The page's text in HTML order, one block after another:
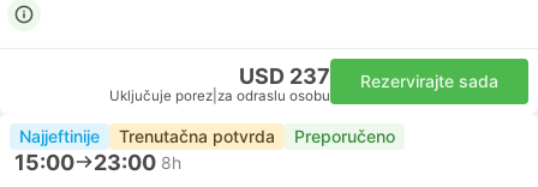
USD 237
Uključuje porez za odraslu osobu
Rezervirajte sada
Najjeftinije Trenutačna potvrda Preporučeno
15:00 23:00 8h